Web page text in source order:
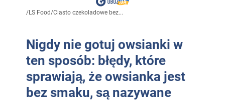
/LS Food/Ciasto czekoladowe bez...
Nigdy nie gotuj owsianki w
ten sposób: błędy, które
sprawiają, że owsianka jest
bez smaku, są nazywane